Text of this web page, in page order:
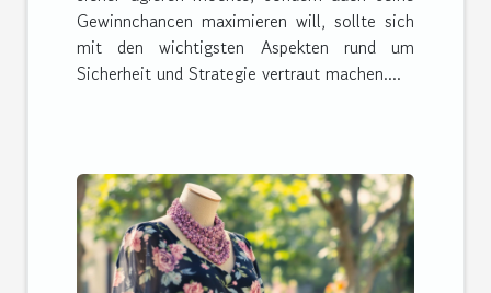
Gewinnchancen maximieren will, sollte sich
mit den wichtigsten Aspekten rund um
Sicherheit und Strategie vertraut machen....